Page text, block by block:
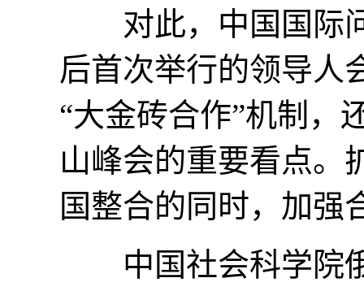
对此，中国国际问
后首次举行的领导人
“大金砖合作”机制，
山峰会的重要看点。
国整合的同时，加强
中国社会科学院俄